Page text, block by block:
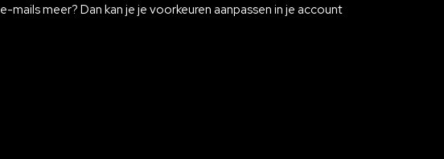
meer? Dan kan je je voorkeuren aanpassen in je account